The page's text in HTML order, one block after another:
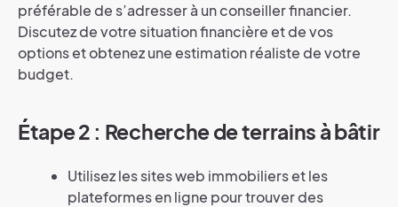
préférable de s’adresser à un conseiller financier.
Discutez de votre situation financière et de vos
options et obtenez une estimation réaliste de votre
budget.
Étape 2 : Recherche de terrains à bâtir
Utilisez les sites web immobiliers et les
plateformes en ligne pour trouver des